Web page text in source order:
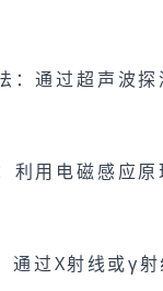
：通过超声波探
利用电磁感应
通过X射线或γ